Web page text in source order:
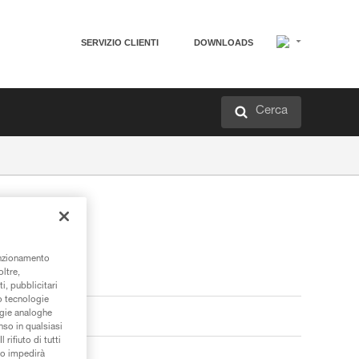
SERVIZIO CLIENTI DOWNLOADS
Cerca
pubblicitari
tecnologie
analoghe
in qualsiasi
rifiuto di tutti
impedirà